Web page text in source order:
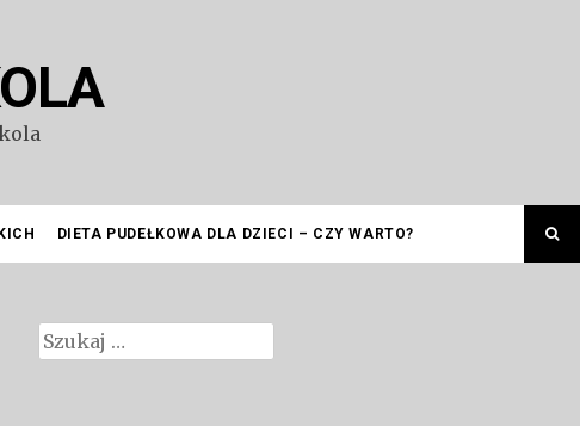
DIETA PUDEŁKOWA DLA DZIECI – CZY WARTO?
Szukaj: